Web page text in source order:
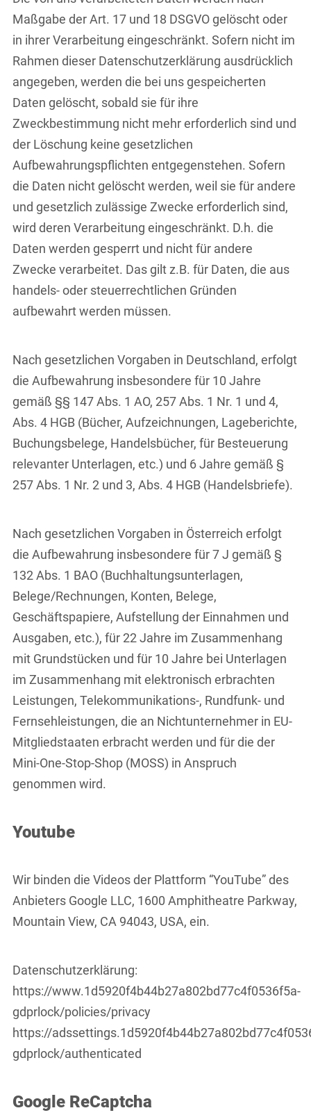
Maßgabe der Art. 17 und 18 DSGVO gelöscht oder
in ihrer Verarbeitung eingeschränkt. Sofern nicht im
Rahmen dieser Datenschutzerklärung ausdrücklich
angegeben, werden die bei uns gespeicherten
Daten gelöscht, sobald sie für ihre
Zweckbestimmung nicht mehr erforderlich sind und
der Löschung keine gesetzlichen
Aufbewahrungspflichten entgegenstehen. Sofern
die Daten nicht gelöscht werden, weil sie für andere
und gesetzlich zulässige Zwecke erforderlich sind,
wird deren Verarbeitung eingeschränkt. D.h. die
Daten werden gesperrt und nicht für andere
Zwecke verarbeitet. Das gilt z.B. für Daten, die aus
handels- oder steuerrechtlichen Gründen
aufbewahrt werden müssen.
Nach gesetzlichen Vorgaben in Deutschland, erfolgt
die Aufbewahrung insbesondere für 10 Jahre
gemäß §§ 147 Abs. 1 AO, 257 Abs. 1 Nr. 1 und 4,
Abs. 4 HGB (Bücher, Aufzeichnungen, Lageberichte,
Buchungsbelege, Handelsbücher, für Besteuerung
relevanter Unterlagen, etc.) und 6 Jahre gemäß §
257 Abs. 1 Nr. 2 und 3, Abs. 4 HGB (Handelsbriefe).
Nach gesetzlichen Vorgaben in Österreich erfolgt
die Aufbewahrung insbesondere für 7 J gemäß §
132 Abs. 1 BAO (Buchhaltungsunterlagen,
Belege/Rechnungen, Konten, Belege,
Geschäftspapiere, Aufstellung der Einnahmen und
Ausgaben, etc.), für 22 Jahre im Zusammenhang
mit Grundstücken und für 10 Jahre bei Unterlagen
im Zusammenhang mit elektronisch erbrachten
Leistungen, Telekommunikations-, Rundfunk- und
Fernsehleistungen, die an Nichtunternehmer in EU-
Mitgliedstaaten erbracht werden und für die der
Mini-One-Stop-Shop (MOSS) in Anspruch
genommen wird.
Youtube
Wir binden die Videos der Plattform “YouTube” des
Anbieters Google LLC, 1600 Amphitheatre Parkway,
Mountain View, CA 94043, USA, ein.
Datenschutzerklärung:
https://www.1d5920f4b44b27a802bd77c4f0536f5a-
gdprlock/policies/privacy
https://
gdprlock/authenticated
Google ReCaptcha